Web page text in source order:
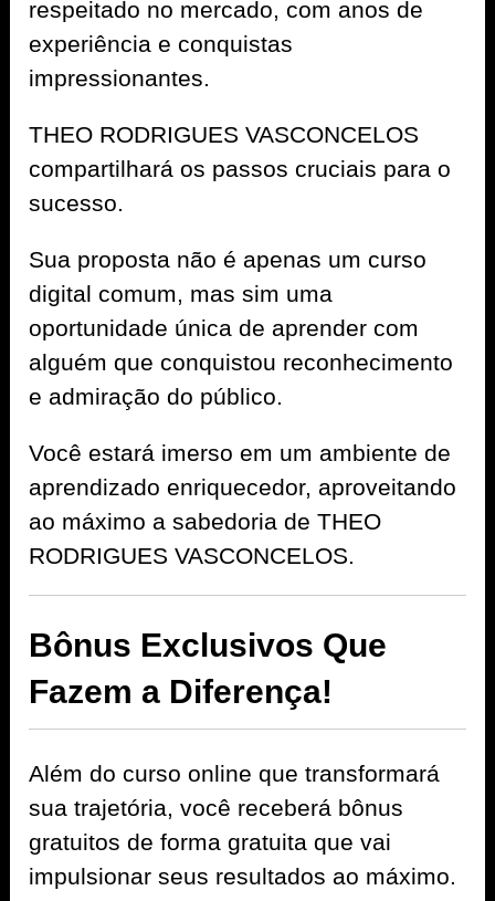
respeitado no mercado, com anos de
experiência e conquistas
impressionantes.
THEO RODRIGUES VASCONCELOS
compartilhará os passos cruciais para o
sucesso.
Sua proposta não é apenas um curso
digital comum, mas sim uma
oportunidade única de aprender com
alguém que conquistou reconhecimento
e admiração do público.
Você estará imerso em um ambiente de
aprendizado enriquecedor, aproveitando
ao máximo a sabedoria de THEO
RODRIGUES VASCONCELOS.
Bônus Exclusivos Que
Fazem a Diferença!
Além do curso online que transformará
sua trajetória, você receberá bônus
gratuitos de forma gratuita que vai
impulsionar seus resultados ao máximo.